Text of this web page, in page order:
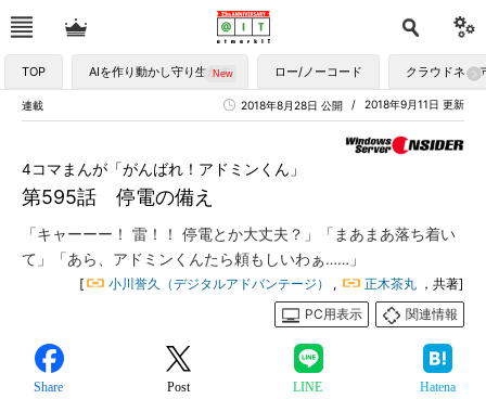
TOP AIを作り動かし守り生かす ロー/ノーコード クラウドネイ
連載 2018年9月11日 更新
2018年8月28日 公開
第595話 停電の備え
4コマまんが「がんばれ！アドミンくん」
「キャーーー！ 雷！！ 停電とか大丈夫？」「まあまあ落ち着い
て」「あら、アドミンくんたら頼もしいわぁ……」
[ 小川誉久（デジタルアドバンテージ） , 正木茶丸 ，共著]
PC用表示
関連情報
Share Post LINE Hatena